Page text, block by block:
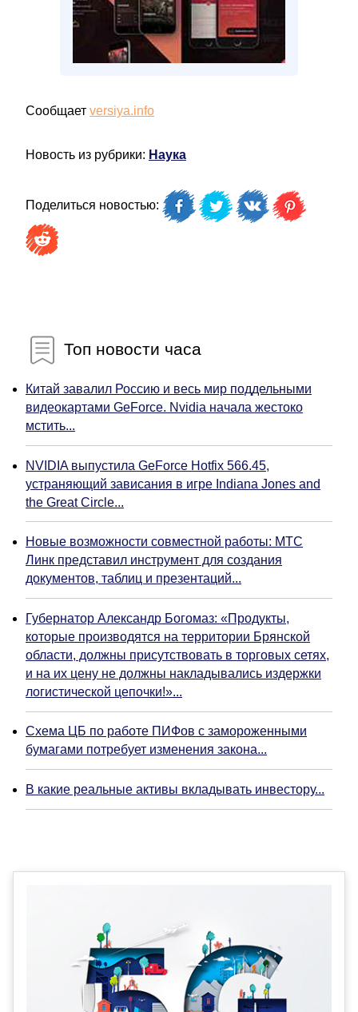
Сообщает versiya.info
Новость из рубрики: Наука
Поделиться новостью:
Топ новости часа
Китай завалил Россию и весь мир поддельными
видеокартами GeForce. Nvidia начала жестоко
мстить...
NVIDIA выпустила GeForce Hotfix 566.45,
устраняющий зависания в игре Indiana Jones and
the Great Circle...
Новые возможности совместной работы: МТС
Линк представил инструмент для создания
документов, таблиц и презентаций...
Губернатор Александр Богомаз: «Продукты,
которые производятся на территории Брянской
области, должны присутствовать в торговых сетях,
и на их цену не должны накладывались издержки
логистической цепочки!»...
Схема ЦБ по работе ПИФов с замороженными
бумагами потребует изменения закона...
В какие реальные активы вкладывать инвестору...